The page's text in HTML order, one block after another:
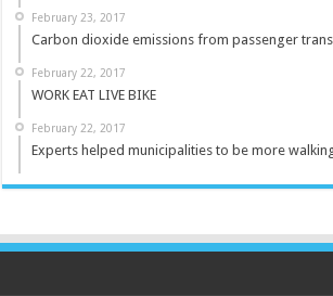
February 23, 2017
Carbon dioxide emissions from passenger
February 22, 2017
WORK EAT LIVE BIKE
February 22, 2017
Experts helped municipalities to be more